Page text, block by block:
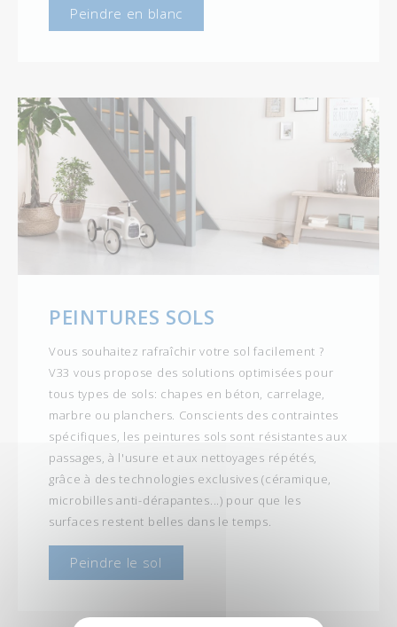
Peindre en blanc
PEINTURES SOLS
Vous souhaitez rafraîchir votre sol facilement ?
V33 vous propose des solutions optimisées pour
tous types de sols: chapes en béton, carrelage,
marbre ou planchers. Conscients des contraintes
spécifiques, les peintures sols sont résistantes aux
passages, à l'usure et aux nettoyages répétés,
grâce à des technologies exclusives (céramique,
microbilles anti-dérapantes...) pour que les
surfaces restent belles dans le temps.
Peindre le sol